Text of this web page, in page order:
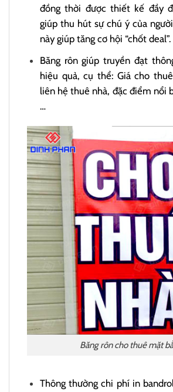
đồng thời được thiết kế đầy
giúp thu hút sự chú ý của
này giúp tăng cơ hội “chốt deal”.
Băng rôn giúp truyền đạt
hiệu quả, cụ thể: Giá cho
liên hệ thuê nhà, đặc điểm nổi
…
Băng rôn cho thuê mặt
Thông thường chi phí in